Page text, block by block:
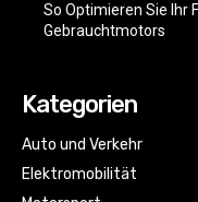
So Optimieren Sie Ihr
Gebrauchtmotors
Kategorien
Auto und Verkehr
Elektromobilität